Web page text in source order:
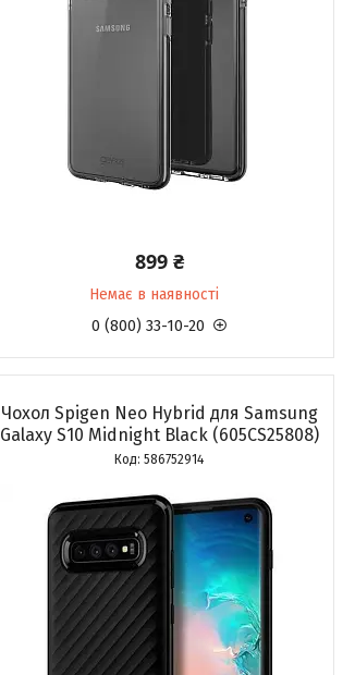
899 ₴
Немає в наявності
0 (800) 33-10-20
Чохол Spigen Neo Hybrid для Samsung
Galaxy S10 Midnight Black (605CS25808)
586752914